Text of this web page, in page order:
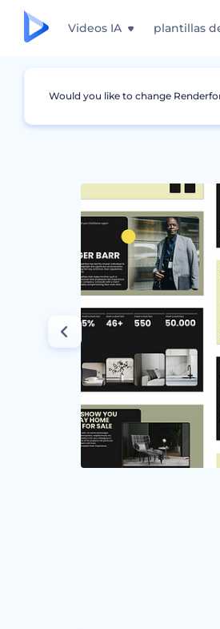
Videos IA plantillas
Gráficos Negocio
Would you like to change